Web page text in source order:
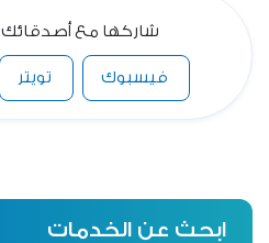
شاركها مع أصدقائك
فيسبوك تويتر
ابحث عن الخدمات